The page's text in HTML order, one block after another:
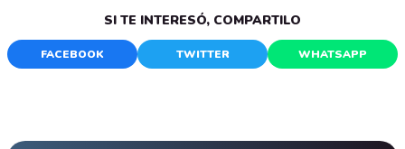
SI TE INTERESÓ, COMPARTILO
FACEBOOK TWITTER WHATSAPP